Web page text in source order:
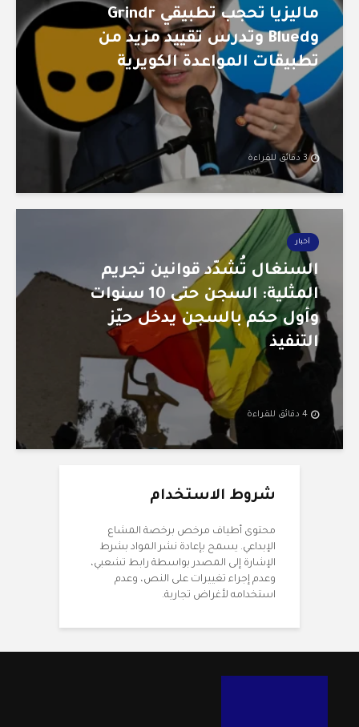
ماليزيا تحجب تطبيقي Grindr
وBlued وتدرس تقييد مزيد من
تطبيقات المواعدة الكويرية
3 دقائق للقراءة
أخبار
السنغال تُشدّد قوانين تجريم
المثلية: السجن حتى 10 سنوات
وأول حكم بالسجن يدخل حيّز
التنفيذ
4 دقائق للقراءة
شروط الاستخدام
محتوى أطياف مرخص برخصة المشاع
الإبداعي. يسمح بإعادة نشر المواد بشرط
الإشارة إلى المصدر بواسطة رابط تشعبي،
وعدم إجراء تغييرات على النص، وعدم
استخدامه لأغراض تجارية.